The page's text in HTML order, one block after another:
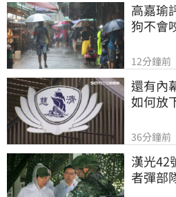
高嘉瑜
狗不會
12分鐘前
還有內
如何放
36分鐘前
漢光42
者彈部